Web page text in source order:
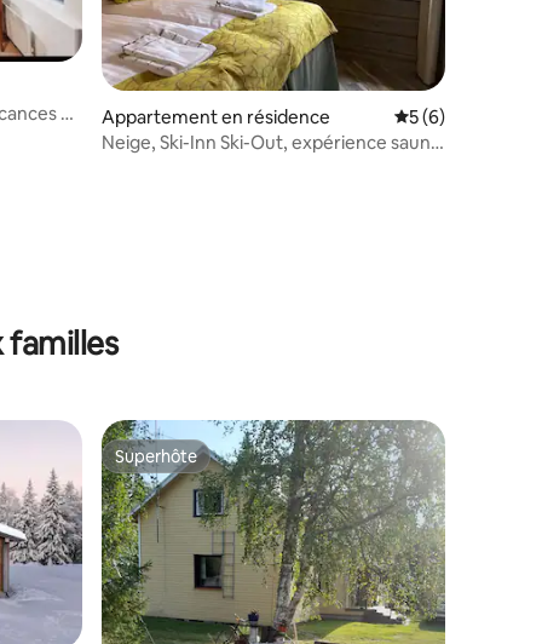
: 4,83 sur 5
à
Appartement en résidence Évaluation
5 (6)
Neige, Ski-Inn Ski-Out, expérience sauna,
familles
: 5 sur 5
Superhôte
Superhôte